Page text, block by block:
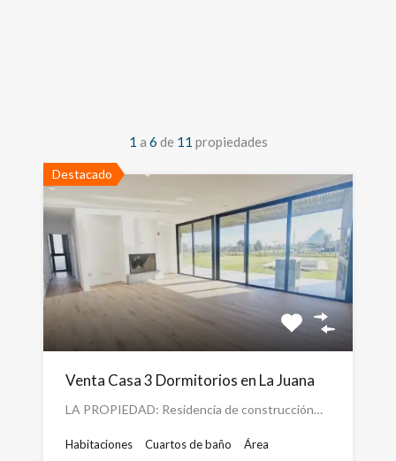
1 a 6 de 11 propiedades
Destacado
Venta Casa 3 Dormitorios en La Juana
LA PROPIEDAD: Residencia de construcción…
Habitaciones
Cuartos de baño
Área